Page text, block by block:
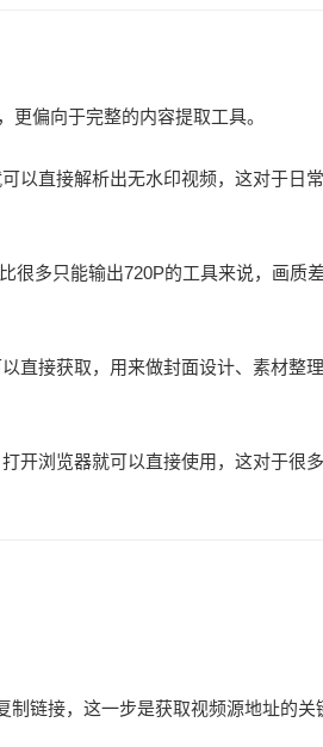
更偏向于完整的内容提取工具。
以直接解析出无水印视频，这对于日
很多只能输出720P的工具来说，画质
直接获取，用来做封面设计、素材整
开浏览器就可以直接使用，这对于很
链接，这一步是获取视频源地址的关